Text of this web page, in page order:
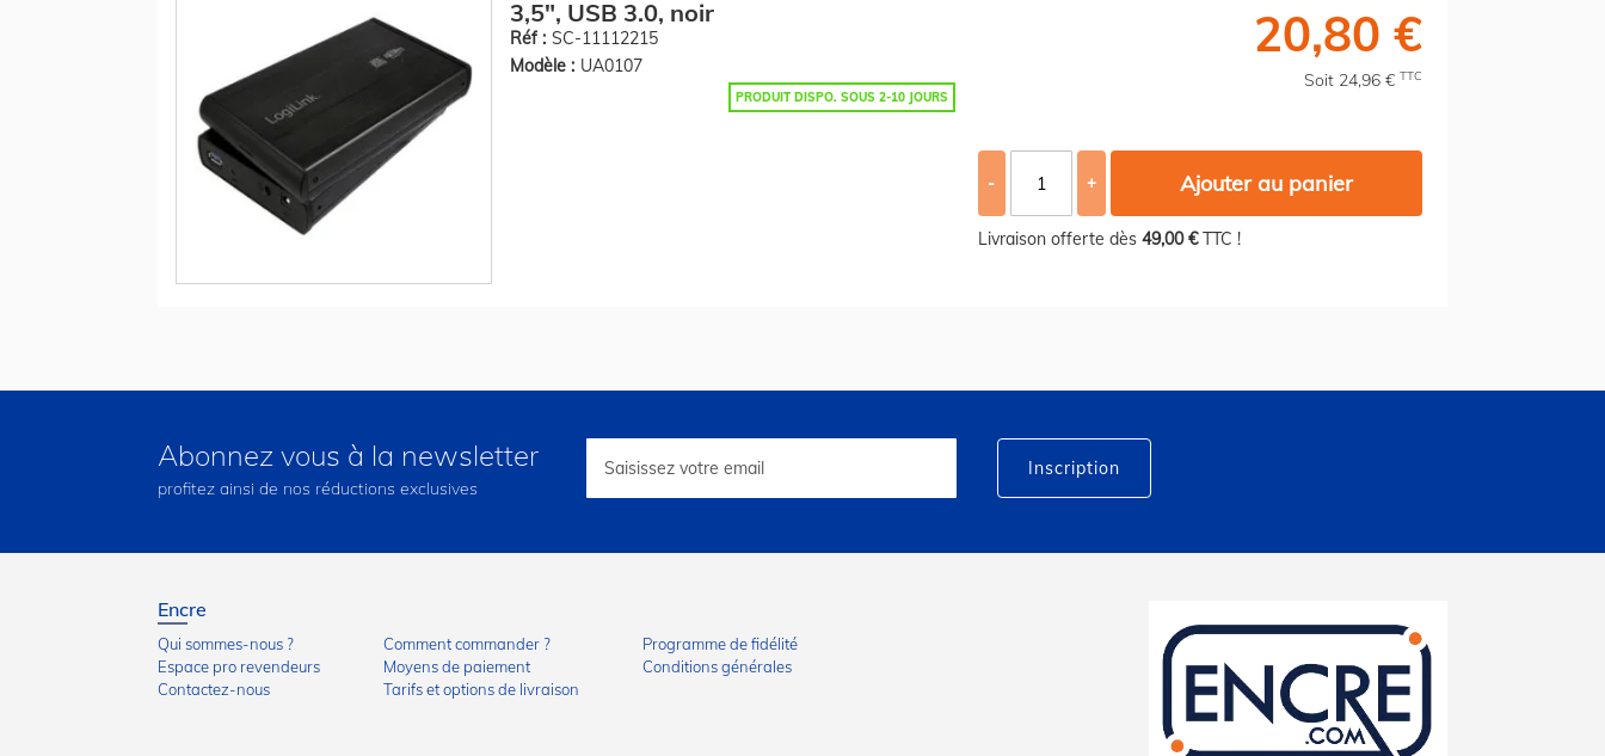
3,5", USB 3.0, noir
Réf : SC-11112215
Modèle : UA0107
PRODUIT DISPO. SOUS 2-10 JOURS
20,80 €
Soit 24,96 € TTC
- + Ajouter au panier
Livraison offerte dès 49,00 €TTC !
Abonnez vous à la newsletter
profitez ainsi de nos réductions exclusives
lettre
Inscription
Encre
Qui sommes-nous ?
Espace pro revendeurs
Contactez-nous
Comment commander ?
Moyens de paiement
Tarifs et options de livraison
Programme de fidélité
Conditions générales